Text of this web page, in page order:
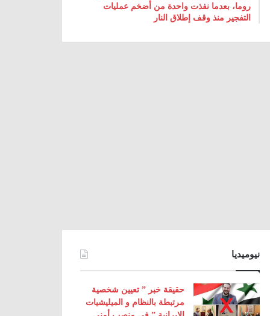
روما، بعدما نفذت واحدة من أضخم عمليات
التفجير منذ وقف إطلاق النار
نيوميديا
حقيقة خبر ” تعيين شخصية
مرتبطة بالنظام و الميليشيات